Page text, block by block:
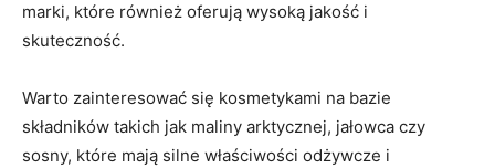
marki, ⁣które również ‍oferują wysoką jakość i
skuteczność.
Warto zainteresować się⁢ kosmetykami na bazie
składników takich jak maliny⁢ arktycznej, ⁢jałowca czy
sosny,​ które mają silne ​właściwości odżywcze ⁣i